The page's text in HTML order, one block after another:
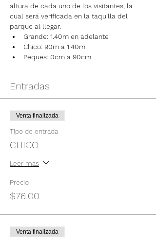
altura de cada uno de los visitantes, la
cual será verificada en la taquilla del
parque al llegar.
Grande: 1.40m en adelante
Chico: 90m a 1.40m
Peques: 0cm a 90cm
Entradas
Venta finalizada
Tipo de entrada
CHICO
Leer más
Precio
$76.00
Venta finalizada